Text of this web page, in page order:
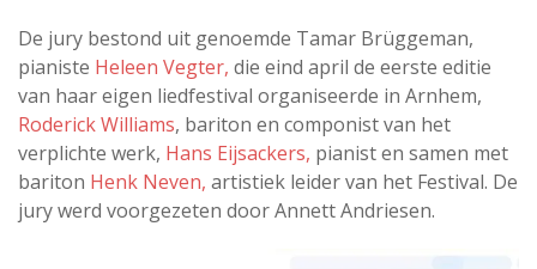
De jury bestond uit genoemde Tamar Brüggeman,
pianiste Heleen Vegter, die eind april de eerste editie
van haar eigen liedfestival organiseerde in Arnhem,
Roderick Williams, bariton en componist van het
verplichte werk, Hans Eijsackers, pianist en samen met
bariton Henk Neven, artistiek leider van het Festival. De
jury werd voorgezeten door Annett Andriesen.